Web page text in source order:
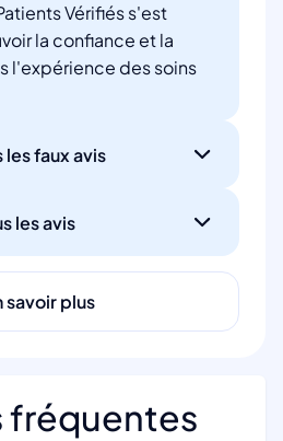
Vérifiés s'est
la confiance et la
l'expérience des soins
faux avis
les avis
savoir plus
fréquentes